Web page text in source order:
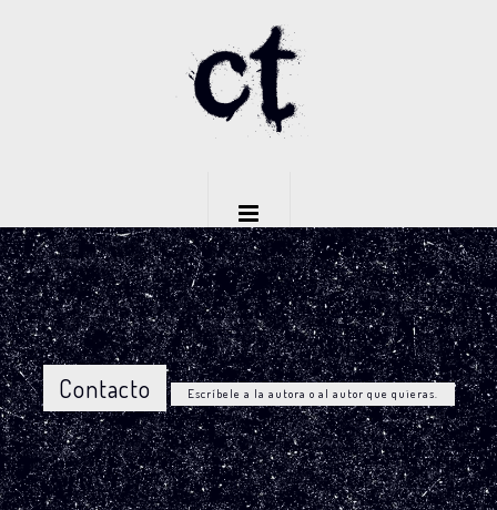
Contacto Escríbele a la autora o al autor que quieras.